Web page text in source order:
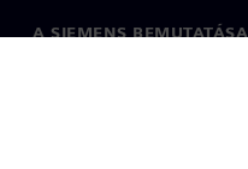
A SIEMENS BEMUTATÁSA